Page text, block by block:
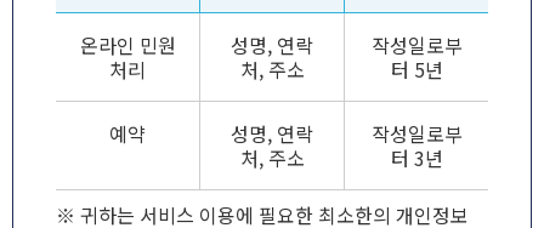
온라인 민원
처리
성명, 연락
처, 주소
작성일로부
터 5년
예약
성명, 연락
처, 주소
작성일로부
터 3년
※ 귀하는 서비스 이용에 필요한 최소한의 개인정보